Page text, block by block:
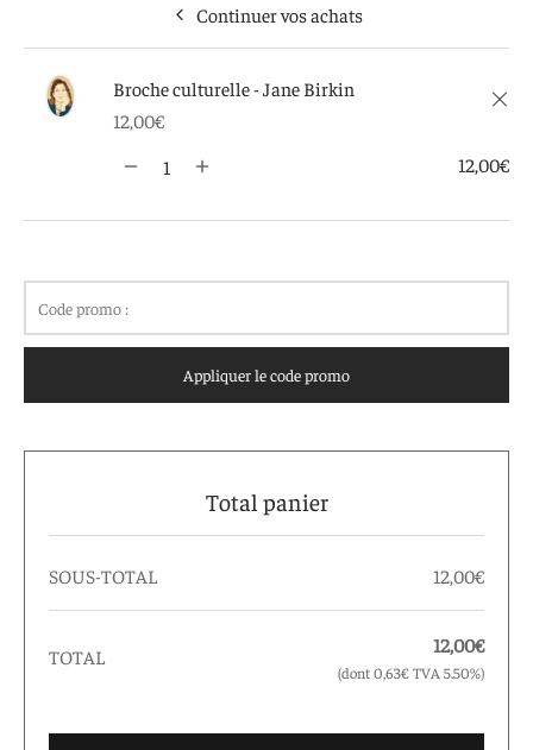
Continuer vos achats
Broche culturelle - Jane Birkin
12,00€
12,00€
×
Code promo :
Appliquer le code promo
Total panier
SOUS-TOTAL 12,00€
TOTAL 12,00€
(dont0,63€TVA 5.50%)
postales sensibles et culturelles
intuitif et culturel
nous
vivant